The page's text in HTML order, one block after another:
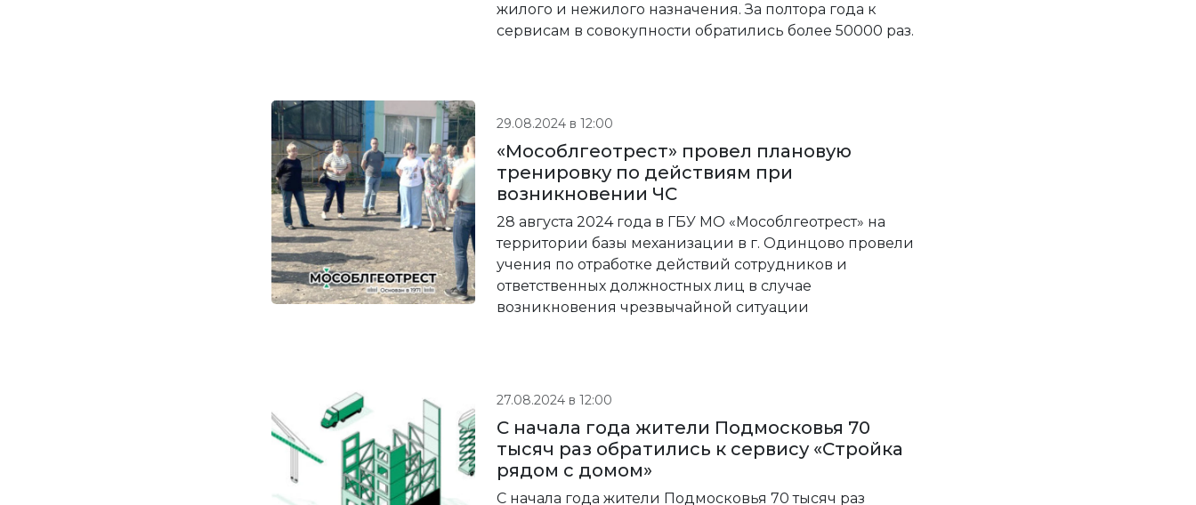
жилого и нежилого назначения. За полтора года к
сервисам в совокупности обратились более 50000 раз.
«Мособлгеотрест» провел плановую
тренировку по действиям при
возникновении ЧС
28 августа 2024 года в ГБУ МО «Мособлгеотрест» на
территории базы механизации в г. Одинцово провели
учения по отработке действий сотрудников и
ответственных должностных лиц в случае
возникновения чрезвычайной ситуации
29.08.2024 в 12:00
С начала года жители Подмосковья 70
тысяч раз обратились к сервису «Стройка
рядом с домом»
С начала года жители Подмосковья 70 тысяч раз
27.08.2024 в 12:00